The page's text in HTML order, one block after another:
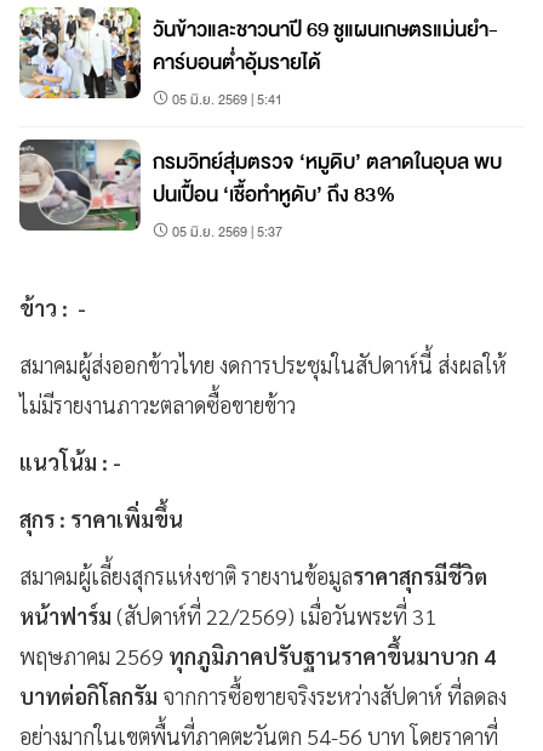
วันข้าวและชาวนาปี 69 ชูแผนเกษตรแม่นยำ-
คาร์บอนต่ำอุ้มรายได้
05 มิ.ย. 2569 | 5:41
กรมวิทย์สุ่มตรวจ ‘หมูดิบ’ ตลาดในอุบล พบ
ปนเปื้อน ‘เชื้อทำหูดับ’ ถึง 83%
05 มิ.ย. 2569 | 5:37
ข้าว : -
สมาคมผู้ส่งออกข้าวไทย งดการประชุมในสัปดาห์นี้ ส่งผลให้
ไม่มีรายงานภาวะตลาดซื้อขายข้าว
แนวโน้ม : -
สุกร : ราคาเพิ่มขึ้น
สมาคมผู้เลี้ยงสุกรแห่งชาติ รายงานข้อมูลราคาสุกรมีชีวิต
หน้าฟาร์ม (สัปดาห์ที่ 22/2569) เมื่อวันพระที่ 31
พฤษภาคม 2569 ทุกภูมิภาคปรับฐานราคาขึ้นมาบวก 4
บาทต่อกิโลกรัม จากการซื้อขายจริงระหว่างสัปดาห์ ที่ลดลง
อย่างมากในเขตพื้นที่ภาคตะวันตก 54-56 บาท โดยราคาที่